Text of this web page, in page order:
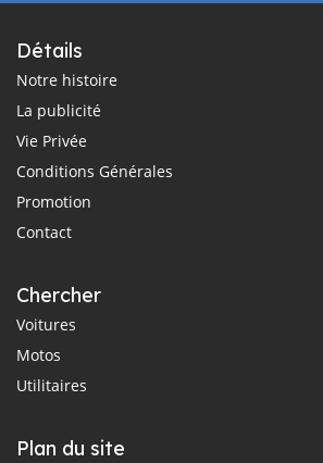
Détails
Notre histoire
La publicité
Vie Privée
Conditions Générales
Promotion
Contact
Chercher
Voitures
Motos
Utilitaires
Plan du site